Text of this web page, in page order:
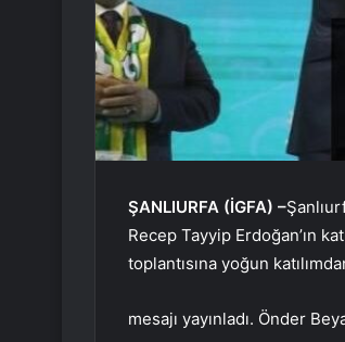
ŞANLIURFA (İGFA) –
Recep Tayyip Erdoğan’ın
toplantısına yoğun
mesajı yayınladı. Önder